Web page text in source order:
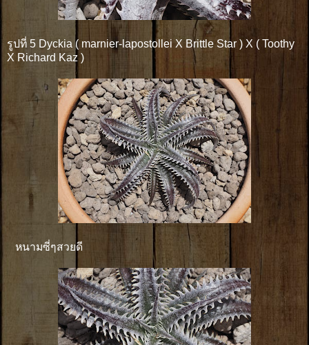
รูปที่ 5 Dyckia ( marnier-lapostollei X Brittle Star ) X ( Toothy
X Richard Kaz )
หนามซี่ๆสวยดี